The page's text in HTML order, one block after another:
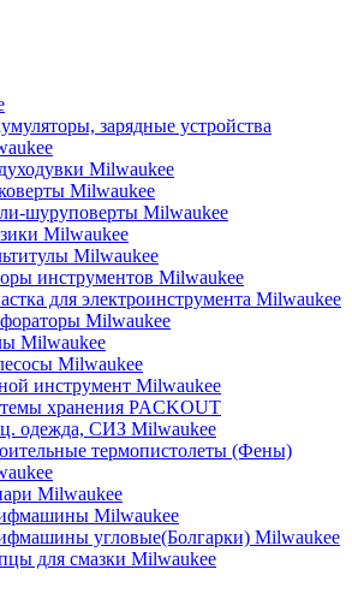
зарядные устройства
Milwaukee
Milwaukee
шуруповерты Milwaukee
Milwaukee
Milwaukee
инструментов Milwaukee
для электроинструмента Milwaukee
Milwaukee
Milwaukee
Milwaukee
инструмент Milwaukee
хранения PACKOUT
одежда, СИЗ Milwaukee
термопистолеты (Фены)
Milwaukee
Milwaukee
угловые(Болгарки) Milwaukee
для смазки Milwaukee